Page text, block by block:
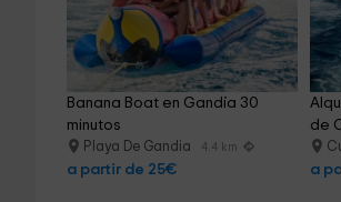
Banana Boat en Gandía 30
minutos
Playa De Gandia 4.4 km
a partir de 25€
de
a